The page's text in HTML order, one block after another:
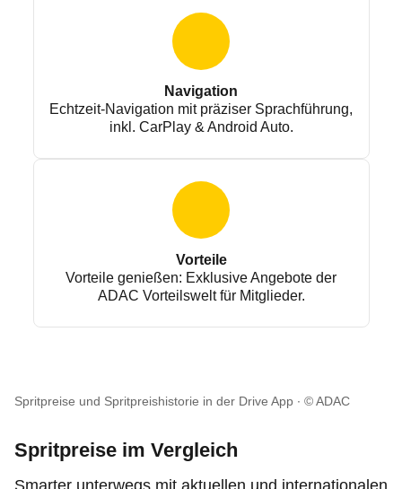
Navigation
Echtzeit-Navigation mit präziser Sprachführung,
inkl. CarPlay & Android Auto.
Vorteile
Vorteile genießen: Exklusive Angebote der
ADAC Vorteilswelt für Mitglieder.
Spritpreise und Spritpreishistorie in der Drive App © ADAC
Spritpreise im Vergleich
Smarter unterwegs mit aktuellen und internationalen